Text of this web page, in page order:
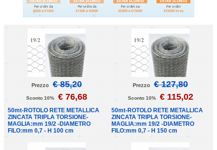
Prezzo € 85,20
Sconto 10% € 76,68
50mt-ROTOLO RETE METALLICA
ZINCATA TRIPLA TORSIONE-
MAGLIA:mm 19/2 -DIAMETRO
FILO:mm 0,7 - H 100 cm
Prezzo € 127,80
Sconto 10% € 115,02
50mt-ROTOLO RETE METALLICA
ZINCATA TRIPLA TORSIONE-
MAGLIA:mm 19/2 -DIAMETRO
FILO:mm 0,7 - H 150 cm